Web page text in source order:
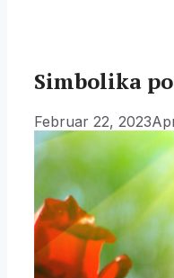
Simbolika
Februar 22, 2023